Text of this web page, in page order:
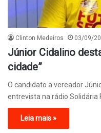
Clinton Medeiros 03/09/
Júnior Cidalino
cidade”
O candidato a vereador
entrevista na rádio Solidária
Leia mais »